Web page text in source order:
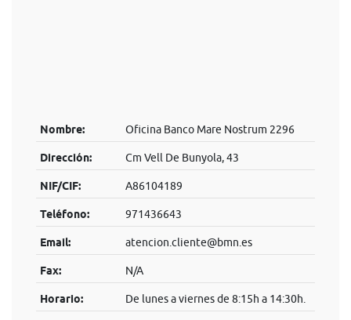
Nombre: Oficina Banco Mare Nostrum 2296
Dirección: Cm Vell De Bunyola, 43
NIF/CIF: A86104189
Teléfono: 971436643
Email: atencion.cliente@bmn.es
Fax: N/A
Horario: De lunes a viernes de 8:15h a 14:30h.